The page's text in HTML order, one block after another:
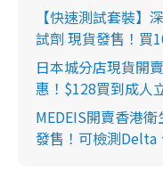
【快速測試套裝】
試劑 現貨發售！買
日本城分店現貨開
惠！$128買到成人
MEDEIS開賣香港
發售！可檢測